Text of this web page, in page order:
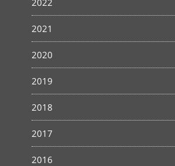
2021
2020
2019
2018
2017
2016